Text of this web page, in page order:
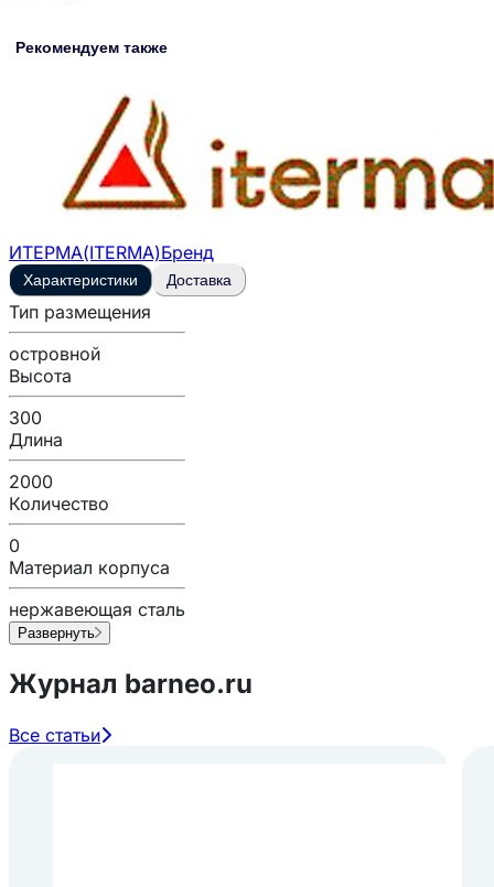
Рекомендуем также
ИТЕРМА(ITERMA)Бренд
Характеристики Доставка
Тип размещения
островной
Высота
300
Длина
2000
Количество
0
Материал корпуса
нержавеющая сталь
Развернуть
Журнал barneo.ru
Все статьи